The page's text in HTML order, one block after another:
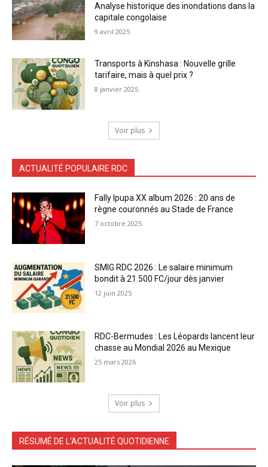
Analyse historique des inondations dans la
capitale congolaise
9 avril 2025
Transports à Kinshasa : Nouvelle grille
tarifaire, mais à quel prix ?
8 janvier 2025
Voir plus
ACTUALITÉ POPULAIRE RDC
Fally Ipupa XX album 2026 : 20 ans de
règne couronnés au Stade de France
7 octobre 2025
SMIG RDC 2026 : Le salaire minimum
bondit à 21 500 FC/jour dès janvier
12 juin 2025
RDC-Bermudes : Les Léopards lancent leur
chasse au Mondial 2026 au Mexique
25 mars 2026
Voir plus
RÉSUMÉ DE L'ACTUALITÉ QUOTIDIENNE